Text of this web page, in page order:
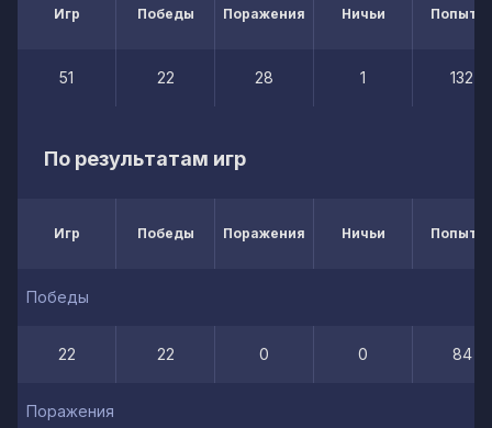
Игр Победы Поражения Ничьи
51 22 28 1 132
По результатам игр
Игр Победы Поражения Ничьи
Победы
22 22 0 0 84
Поражения